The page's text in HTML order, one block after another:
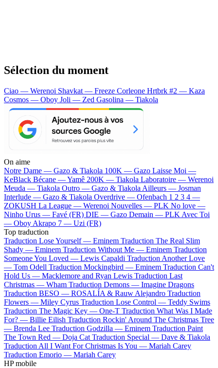
Sélection du moment
Ciao — Werenoi Shavkat — Freeze Corleone Hrtbrk #2 — Kaza
Cosmos — Oboy Joli — Zed Gasolina — Tiakola
On aime
Notre Dame — Gazo & Tiakola 100K — Gazo Laisse Moi —
KeBlack Bécane —Yamê 200K — Tiakola Laboratoire — Werenoi
Meuda — Tiakola Outro — Gazo & Tiakola Ailleurs — Josman
Interlude — Gazo & Tiakola Overdrive — Ofenbach 1 2 3 4 —
ZOKUSH La League — Werenoi Nouvelles — PLK No love —
Ninho Urus — Favé (FR) DIE — Gazo Demain — PLK Avec Toi
— Oboy Akrapo 7 — Uzi (FR)
Top traduction
Traduction Lose Yourself — Eminem Traduction The Real Slim
Shady — Eminem Traduction Without Me — Eminem Traduction
Someone You Loved — Lewis Capaldi Traduction Another Love
— Tom Odell Traduction Mockingbird — Eminem Traduction Can't
Hold Us — Macklemore and Ryan Lewis Traduction Last
Christmas — Wham Traduction Demons — Imagine Dragons
Traduction BESO — ROSALÍA & Rauw Alejandro Traduction
Flowers — Miley Cyrus Traduction Lose Control — Teddy Swims
Traduction The Magic Key — One-T Traduction What Was I Made
For? — Billie Eilish Traduction Rockin' Around The Christmas Tree
— Brenda Lee Traduction Godzilla — Eminem Traduction Paint
The Town Red — Doja Cat Traduction Special — Dave & Tiakola
Traduction All I Want For Christmas Is You — Mariah Carey
Traduction Emorio — Mariah Carey
HP mobile